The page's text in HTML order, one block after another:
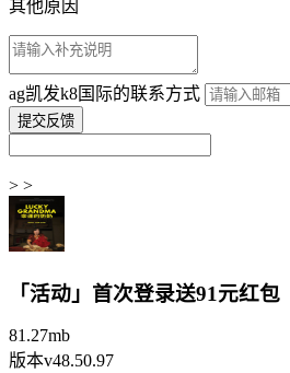
其他原因
ag凯发k8国际的联系方式
> >
「活动」首次登录送91元红包
81.27mb
版本v48.50.97